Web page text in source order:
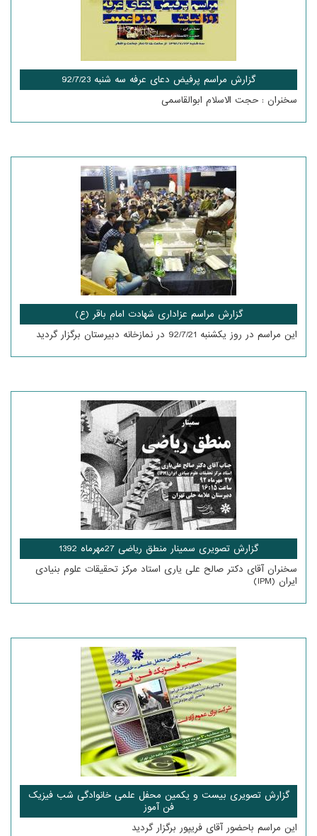
گزارش مراسم پرفیض دعای عرفه سه شنبه 92/7/23
سخنران : حجت الاسلام ابوالقاسمی
گزارش مراسم عزاداری شهادت امام باقر (ع)
این مراسم در روز یکشنبه 92/7/21 در نمازخانه دبیرستان برگزار گردید
گزارش تصویری سمینار منطق ریاضی 27مهرماه 1392
سخنران آقای دکتر صالح علی یاری استاد مرکز تحقیقات علوم بنیادی
ایران (IPM)
گزارش تصویری بیست و یکمین محفل علمی خانوادگی شب فیزیک
فن آموز
این مراسم باحضور آقای فریپور برگزار گردید